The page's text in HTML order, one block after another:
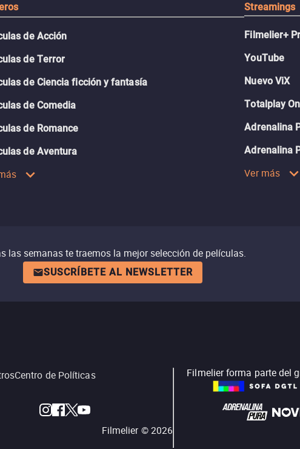
de Acción
de Terror
de Ciencia ficción y fantasía
de Comedia
de Romance
de Aventura
Streamings
Filmelier+
YouTube
Nuevo ViX
Totalplay
Adrenalina
Adrenalina
Ver más
las semanas te traemos la mejor selección de películas.
SUSCRÍBETE AL NEWSLETTER
Centro de Políticas
Filmelier ©2026
Filmelier forma parte del